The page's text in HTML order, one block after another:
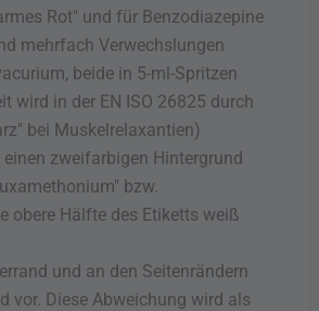
Rot" und für Benzodiazepine
mehrfach Verwechslungen
beide in 5-ml-Spritzen
wird in der EN ISO 26825 durch
bei Muskelrelaxantien)
zweifarbigen Hintergrund
bzw.
obere Hälfte des Etiketts weiß
und an den Seitenrändern
vor. Diese Abweichung wird als